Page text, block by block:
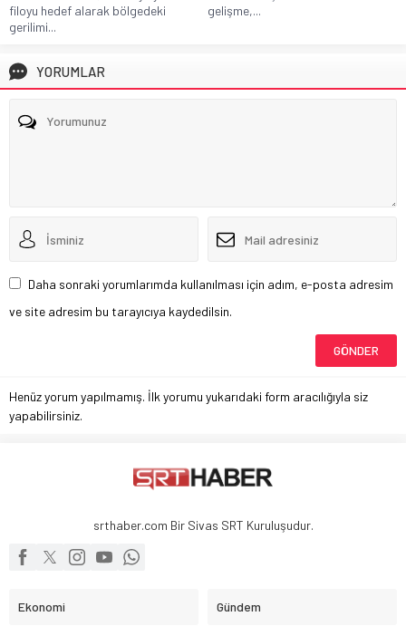
filoyu hedef alarak bölgedeki
gerilimi...
gelişme,...
YORUMLAR
Daha sonraki yorumlarımda kullanılması için adım, e-posta adresim
ve site adresim bu tarayıcıya kaydedilsin.
Henüz yorum yapılmamış. İlk yorumu yukarıdaki form aracılığıyla siz
yapabilirsiniz.
srthaber.com Bir Sivas SRT Kuruluşudur.
Ekonomi Gündem